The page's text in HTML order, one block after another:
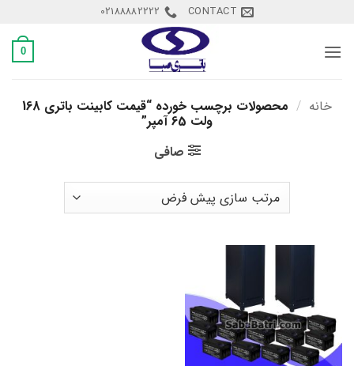
content
CONTACT
02188882222
0
خانه / محصولات برچسب خورده “قیمت کابینت باتری 168
ولت 65 آمپر”
صافی